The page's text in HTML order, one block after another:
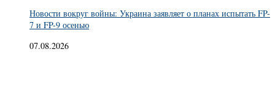
Новости вокруг войны: Украина заявляет о планах испытать FP-
7 и FP-9 осенью
07.08.2026